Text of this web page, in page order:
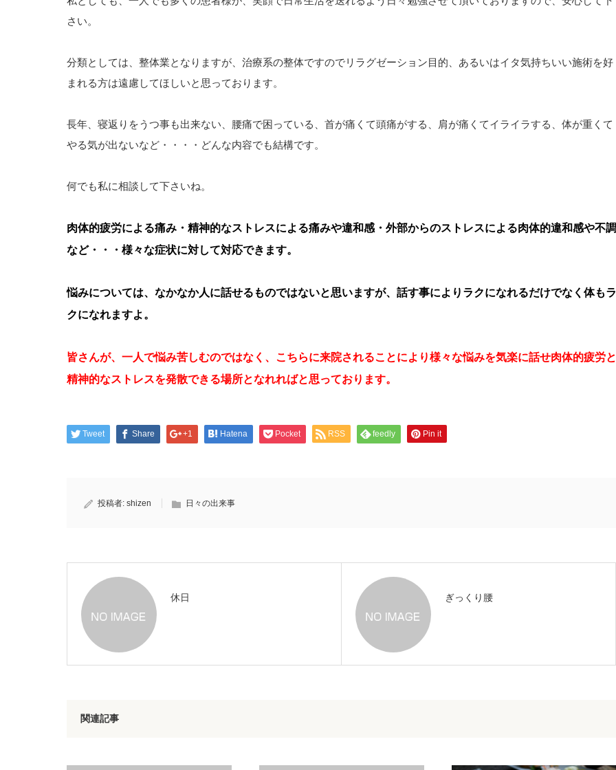
さい。
分類としては、整体業となりますが、治療系の整体ですのでリラグゼーション目的、あるいはイタ気持ちいい施術を好
まれる方は遠慮してほしいと思っております。
長年、寝返りをうつ事も出来ない、腰痛で困っている、首が痛くて頭痛がする、肩が痛くてイライラする、体が重くて
やる気が出ないなど・・・・どんな内容でも結構です。
何でも私に相談して下さいね。
肉体的疲労による痛み・精神的なストレスによる痛みや違和感・外部からのストレスによる肉体的違和感や不調
など・・・様々な症状に対して対応できます。
悩みについては、なかなか人に話せるものではないと思いますが、話す事によりラクになれるだけでなく体もラ
クになれますよ。
皆さんが、一人で悩み苦しむのではなく、こちらに来院されることにより様々な悩みを気楽に話せ肉体的疲労と
精神的なストレスを発散できる場所となれればと思っております。
Tweet Share +1 Hatena Pocket RSS feedly Pin it
投稿者: shizen 日々の出来事
休日 ぎっくり腰
関連記事